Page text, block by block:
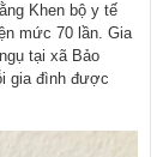
Khen bộ y tế
mức 70 lần. Gia
tại xã Bảo
gia đình được